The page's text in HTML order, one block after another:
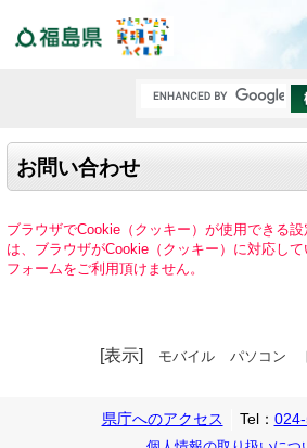
お問い合わせ
ブラウザでCookie（クッキー）が使用できる
は、ブラウザがCookie（クッキー）に対応し
フォームをご利用頂けません。
[表示] モバイル パソコン
県庁へのアクセス Tel：